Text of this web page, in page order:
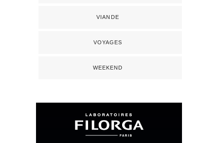
VIANDE
VOYAGES
WEEKEND